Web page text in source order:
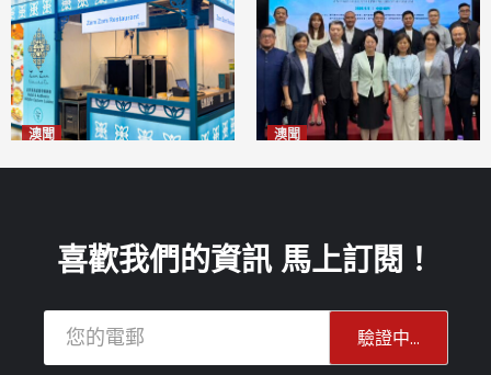
澳聞 澳聞
喜歡我們的資訊 馬上訂閱！